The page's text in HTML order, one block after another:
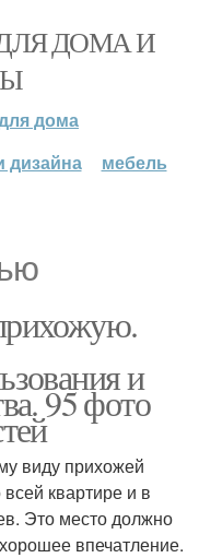
ДОМА И
дома
дизайна мебель
и
95 фото
виду прихожей
квартире и в
Это место должно
впечатление.